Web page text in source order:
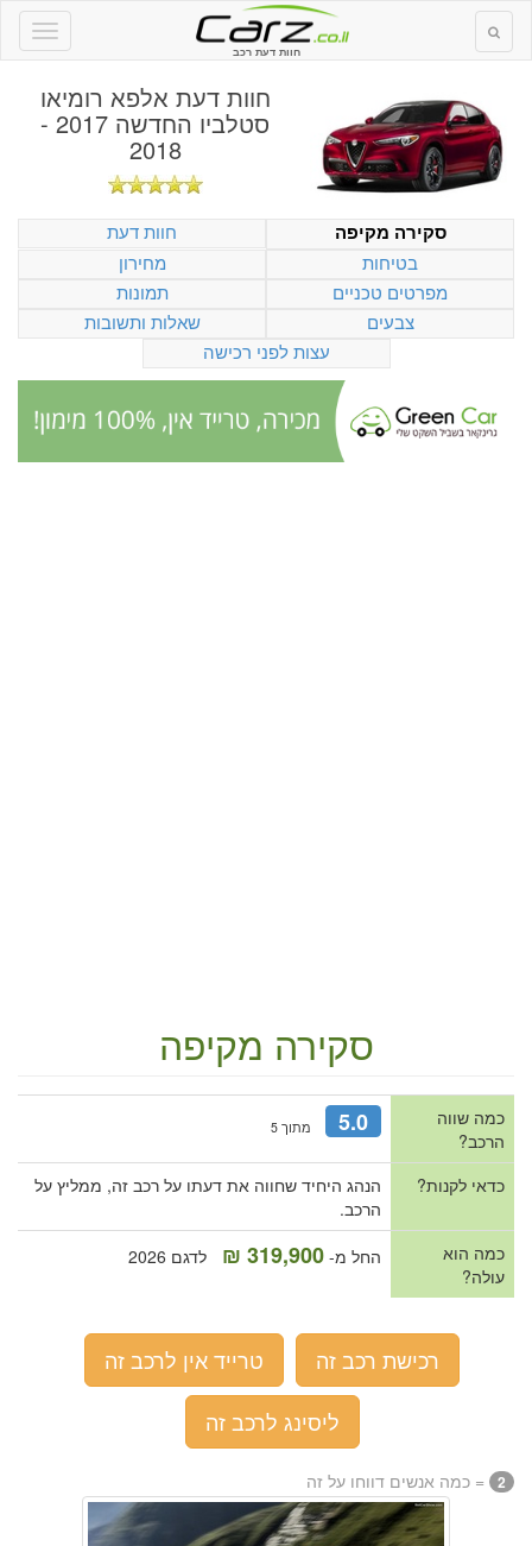
חוות דעת רכב
חוות דעת אלפא רומיאו
סטלביו החדשה 2017 -
2018
סקירה מקיפה
חוות דעת
בטיחות
מחירון
מפרטים טכניים
תמונות
צבעים
שאלות ותשובות
עצות לפני רכישה
סקירה מקיפה
כמה שווה
הרכב?
5.0 מתוך 5
כדאי לקנות?
הנהג היחיד שחווה את דעתו על רכב זה, ממליץ על
הרכב.
כמה הוא
עולה?
החל מ- 319,900 ₪ לדגם 2026
רכישת רכב זה
טרייד אין לרכב זה
ליסינג לרכב זה
2 = כמה אנשים דווחו על זה